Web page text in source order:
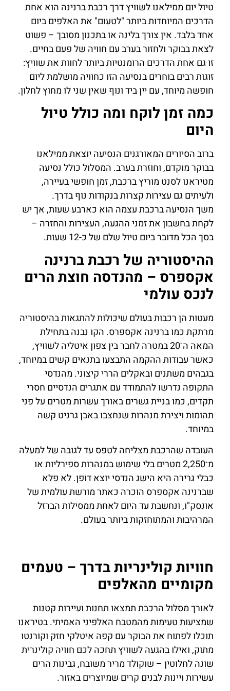
טיול יום ממילאנו לשוויץ דרך רכבת ברנינה הוא אחת
הדרכים המיוחדות ביותר "לטעום" את האלפים ביום
אחד בלבד. אין צורך בלינה או בתכנון מסובך – פשוט
לצאת בבוקר ולחזור בערב עם חוויה של פעם בחיים.
זו גם אחת הדרכים הרומנטיות ביותר לחוות את שוויץ:
זוגות רבים בוחרים בנסיעה הזו כחוויה מושלמת ליום
חופשה מיוחד, עם יין ביד ונוף שאין שני לו מחוץ לחלון.
כמה זמן לוקח ומה כולל טיול
היום
ברוב הסיורים המאורגנים הנסיעה יוצאת ממילאנו
בבוקר מוקדם, וחוזרת בערב. המסלול כולל נסיעה
מטיראנו לסנט מוריץ ברכבת, זמן חופשי בעיירה,
ולעיתים גם עצירות קצרות בנקודות נוף בדרך.
משך הנסיעה ברכבת עצמה הוא כארבע שעות, אך יש
לקחת בחשבון את זמני ההגעה, העצירות והחזרה –
בסך הכל מדובר ביום טיול שלם של כ-12 שעות.
ההיסטוריה של רכבת ברנינה
אקספרס – מהנדסה חוצת הרים
לנכס עולמי
מעטות הן רכבות בעולם שיכולות להתגאות בהיסטוריה
מרתקת כמו ברנינה אקספרס. הקו נבנה בתחילת
המאה ה־20 במטרה לחבר בין צפון איטליה לשוויץ,
כאשר עבודות ההקמה התבצעו בתנאים קשים במיוחד,
בגבהים משתנים ובאקלים הררי קיצוני. מהנדסי
התקופה נדרשו להתמודד עם אתגרים הנדסיים חסרי
תקדים, כמו בניית גשרים באורך עשרות מטרים על פני
תהומות ויצירת מנהרות שנחצבו באבן גרניט קשה
במיוחד.
העובדה שהרכבת מצליחה לטפס עד לגובה של למעלה
מ־2,250 מטרים בלי שימוש במנהרות ספירליות או
כבלי גרירה היא הישג הנדסי יוצא דופן. לא פלא
שברנינה אקספרס הוכרה כאתר מורשת עולמית של
אונסק"ו, ונחשבת עד היום לאחת ממסילות הברזל
המרהיבות והמתוחזקות ביותר בעולם.
חוויות קולינריות בדרך – טעמים
מקומיים מהאלפים
לאורך מסלול הרכבת תמצאו תחנות ועיירות קטנות
שמציעות טעימות מהמטבח האלפיני האמיתי. בטיראנו
תוכלו לפתוח את הבוקר עם קפה איטלקי חזק וקורנטו
מתוק, ואילו בהגעה לשוויץ תחכה לכם חוויה קולינרית
שונה לחלוטין – שוקולד מריר משובח, גבינות הרים
עשירות ויינות לבנים קרים שמיוצרים באזור.